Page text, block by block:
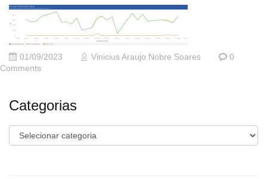
01/09/2023 Vinicius Araujo Nobre Soares
0
Comments
Categorias
Categorias